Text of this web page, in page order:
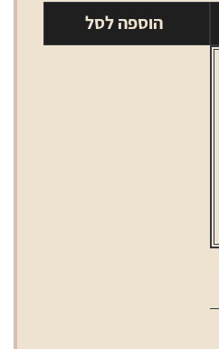
ווינסטון
כחול
הוספה לסל